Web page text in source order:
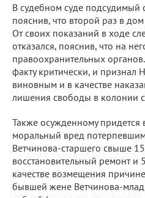
В судебном суде подсудимый
пояснив, что второй раз в
От своих показаний в ходе
отказался, пояснив, что на
правоохранительных
факту критически, и признал
виновным и в качестве
лишения свободы в колонии
Также осужденному придется
моральный вред
Ветчинова-старшего свыше
восстановительный ремонт и
качестве возмещения
бывшей жене Ветчинова-